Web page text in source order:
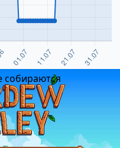
собираются